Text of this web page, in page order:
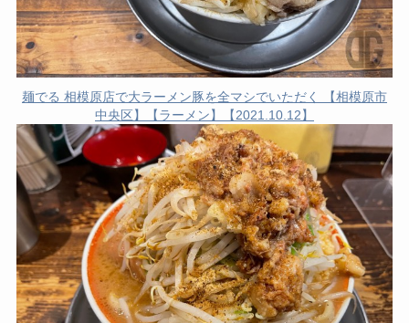
麺でる 相模原店で大ラーメン豚を全マシでいただく 【相模原市
中央区】【ラーメン】【2021.10.12】